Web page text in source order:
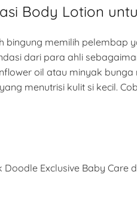
Body Lotion
bingung memilih pelembap
dari para ahli
oil atau minyak bunga
menutrisi kulit si kecil.
Doodle Exclusive Baby Care